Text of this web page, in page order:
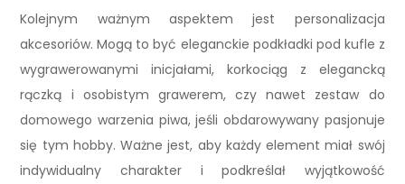
Kolejnym ważnym aspektem jest personalizacja
akcesoriów. Mogą to być eleganckie podkładki pod kufle z
wygrawerowanymi inicjałami, korkociąg z elegancką
rączką i osobistym grawerem, czy nawet zestaw do
domowego warzenia piwa, jeśli obdarowywany pasjonuje
się tym hobby. Ważne jest, aby każdy element miał swój
indywidualny charakter i podkreślał wyjątkowość